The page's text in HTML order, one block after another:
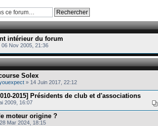
intérieur du forum
06 Nov 2005, 21:36
Solex
» 14 Juin 2017, 22:12
2015] Présidents de club et d'associations
2009, 16:07
moteur origine ?
Mar 2024, 18:15